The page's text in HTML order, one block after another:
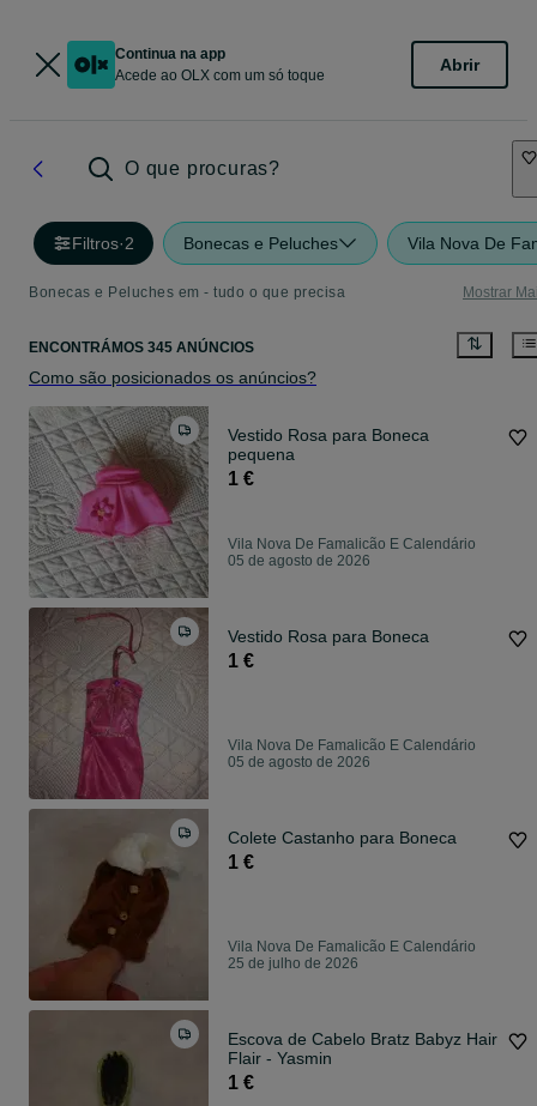
Continua na app
Acede ao OLX com um só toque
Abrir
O que procuras?
Filtros·2 Bonecas e Peluches Vila Nova De
Bonecas e Peluches em - tudo o que precisa Mostrar
ENCONTRÁMOS 345 ANÚNCIOS
Como são posicionados os anúncios?
Vestido Rosa para Boneca
pequena
1 €
Vila Nova De Famalicão E Calendário
05 de agosto de 2026
Vestido Rosa para Boneca
1 €
Vila Nova De Famalicão E Calendário
05 de agosto de 2026
Colete Castanho para Boneca
1 €
Vila Nova De Famalicão E Calendário
25 de julho de 2026
Escova de Cabelo Bratz Babyz Hair
Flair - Yasmin
1 €